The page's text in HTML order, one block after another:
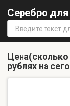
Серебро для
Поиск:
Цена(сколько
рублях на